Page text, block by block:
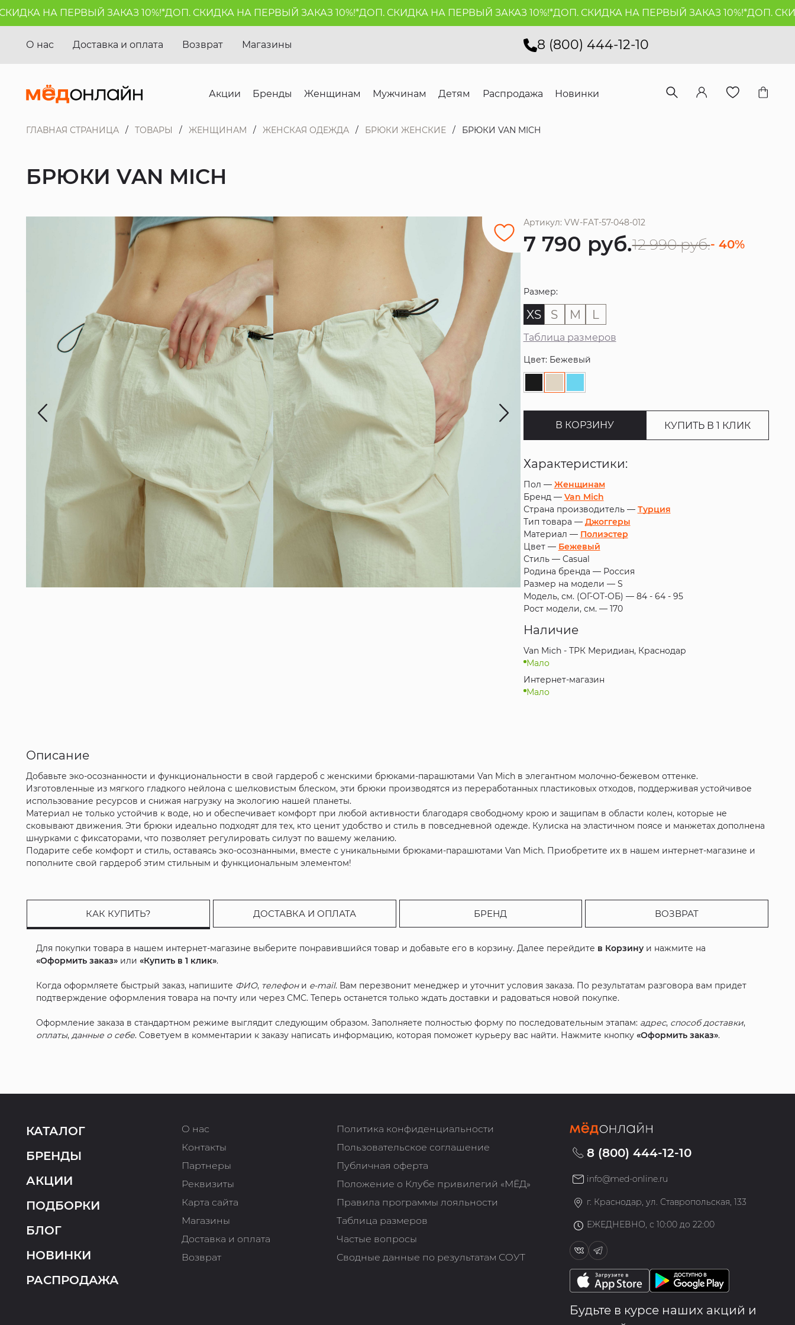
НА ПЕРВЫЙ ЗАКАЗ 10%!*ДОП. СКИДКА НА ПЕРВЫЙ ЗАКАЗ 10%!*ДОП. СКИДКА НА ПЕРВЫЙ ЗАКАЗ 10%!*ДОП. СКИДКА НА ПЕРВЫЙ ЗАКАЗ 10%!*ДОП.
8 (800) 444-12-10
О нас Доставка и оплата Возврат Магазины
Акции Бренды Женщинам Мужчинам Детям Распродажа Новинки
ГЛАВНАЯ СТРАНИЦА ТОВАРЫ ЖЕНЩИНАМ ЖЕНСКАЯ ОДЕЖДА БРЮКИ ЖЕНСКИЕ БРЮКИ VAN MICH
БРЮКИ VAN MICH
Артикул: VW-FAT-57-048-012
7 790 руб.12 990 руб.- 40%
Размер:
XS S M L
Таблица размеров
Цвет: Бежевый
В КОРЗИНУ КУПИТЬ В 1 КЛИК
Характеристики:
Пол — Женщинам
Бренд — Van Mich
Страна производитель — Турция
Тип товара — Джоггеры
Материал — Полиэстер
Цвет — Бежевый
Стиль — Casual
Родина бренда — Россия
Размер на модели — S
Модель, см. (ОГ-ОТ-ОБ) — 84 - 64 - 95
Рост модели, см. — 170
Наличие
Van Mich - ТРК Меридиан, Краснодар
Мало
Интернет-магазин
Мало
Описание
Добавьте эко-осознанности и функциональности в свой гардероб с женскими брюками-парашютами Van Mich в элегантном молочно-бежевом оттенке.
Изготовленные из мягкого гладкого нейлона с шелковистым блеском, эти брюки производятся из переработанных пластиковых отходов, поддерживая устойчивое
использование ресурсов и снижая нагрузку на экологию нашей планеты.
Материал не только устойчив к воде, но и обеспечивает комфорт при любой активности благодаря свободному крою и защипам в области колен, которые не
сковывают движения. Эти брюки идеально подходят для тех, кто ценит удобство и стиль в повседневной одежде. Кулиска на эластичном поясе и манжетах дополнена
шнурками с фиксаторами, что позволяет регулировать силуэт по вашему желанию.
Подарите себе комфорт и стиль, оставаясь эко-осознанными, вместе с уникальными брюками-парашютами Van Mich. Приобретите их в нашем интернет-магазине и
пополните свой гардероб этим стильным и функциональным элементом!
КАК КУПИТЬ? ДОСТАВКА И ОПЛАТА БРЕНД ВОЗВРАТ
Для покупки товара в нашем интернет-магазине выберите понравившийся товар и добавьте его в корзину. Далее перейдите в Корзину и нажмите на
«Оформить заказ» или«Купить в 1 клик».
Когда оформляете быстрый заказ, напишите ФИО, телефони e-mail. Вам перезвонит менеджер и уточнит условия заказа. По результатам разговора вам придет
подтверждение оформления товара на почту или через СМС. Теперь останется только ждать доставки и радоваться новой покупке.
Оформление заказа в стандартном режиме выглядит следующим образом. Заполняете полностью форму по последовательным этапам: адрес, способ доставки,
оплаты,данные о себе. Советуем в комментарии к заказу написать информацию, которая поможет курьеру вас найти. Нажмите кнопку«Оформить заказ».
КАТАЛОГ
БРЕНДЫ
АКЦИИ
ПОДБОРКИ
БЛОГ
НОВИНКИ
РАСПРОДАЖА
О нас
Контакты
Партнеры
Реквизиты
Карта сайта
Магазины
Доставка и оплата
Возврат
Политика конфиденциальности
Пользовательское соглашение
Публичная оферта
Положение о Клубе привилегий «МЁД»
Правила программы лояльности
Таблица размеров
Частые вопросы
Сводные данные по результатам СОУТ
8 (800) 444-12-10
info@med-online.ru
г. Краснодар, ул. Ставропольская, 133
ЕЖЕДНЕВНО, с 10:00 до 22:00
Будьте в курсе наших акций и